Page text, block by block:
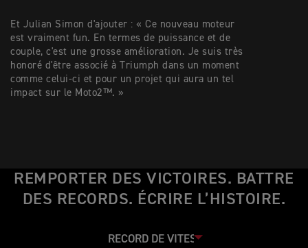
Et Julian Simon d'ajouter : « Ce nouveau moteur
est vraiment fun. En termes de puissance et de
couple, c'est une grosse amélioration. Je suis très
honoré d'être associé à Triumph dans un moment
comme celui-ci et pour un projet qui aura un tel
impact sur le Moto2™. »
REMPORTER DES VICTOIRES. BATTRE
DES RECORDS. ÉCRIRE L’HISTOIRE.